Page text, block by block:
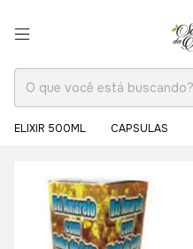
ELIXIR 500ML CAPSULAS